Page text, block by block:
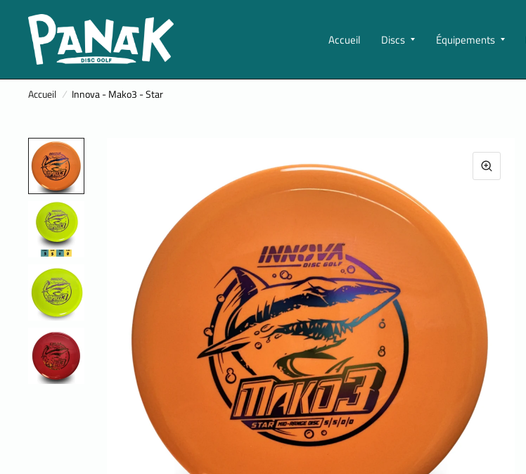
Accueil Discs Équipements
Accueil / Innova - Mako3 - Star